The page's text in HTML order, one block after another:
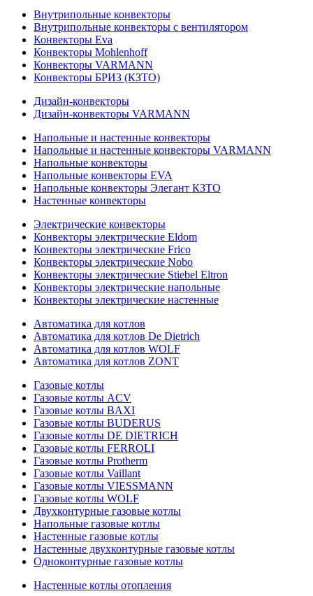
Внутрипольные конвекторы
Внутрипольные конвекторы с вентилятором
Конвекторы Eva
Конвекторы Mohlenhoff
Конвекторы VARMANN
Конвекторы БРИЗ (КЗТО)
Дизайн-конвекторы
Дизайн-конвекторы VARMANN
Напольные и настенные конвекторы
Напольные и настенные конвекторы VARMANN
Напольные конвекторы
Напольные конвекторы EVA
Напольные конвекторы Элегант КЗТО
Настенные конвекторы
Электрические конвекторы
Конвекторы электрические Eldom
Конвекторы электрические Frico
Конвекторы электрические Nobo
Конвекторы электрические Stiebel Eltron
Конвекторы электрические напольные
Конвекторы электрические настенные
Автоматика для котлов
Автоматика для котлов De Dietrich
Автоматика для котлов WOLF
Автоматика для котлов ZONT
Газовые котлы
Газовые котлы ACV
Газовые котлы BAXI
Газовые котлы BUDERUS
Газовые котлы DE DIETRICH
Газовые котлы FERROLI
Газовые котлы Protherm
Газовые котлы Vaillant
Газовые котлы VIESSMANN
Газовые котлы WOLF
Двухконтурные газовые котлы
Напольные газовые котлы
Настенные газовые котлы
Настенные двухконтурные газовые котлы
Одноконтурные газовые котлы
Настенные котлы отопления